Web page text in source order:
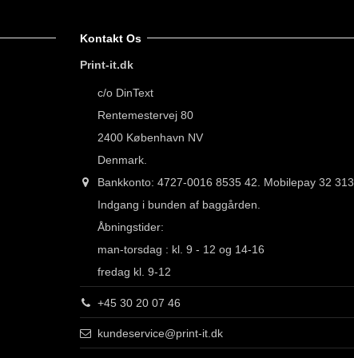
baggrund - 305 x
Vis produkt
Tom og Jerry -
Vis produkt
Tilføj til kurv
Country Western
Vis produkt
Kontakt Os
Print-it.dk
c/o DinText
Rentemestervej 80
2400 København NV
Denmark.
Bankkonto: 4727-0016 8535 42. Mobilepay 32 313.
Indgang i bunden af baggården.
Åbningstider:
man-torsdag : kl. 9 - 12 og 14-16
fredag kl. 9-12
+45 30 20 07 46
kundeservice@print-it.dk